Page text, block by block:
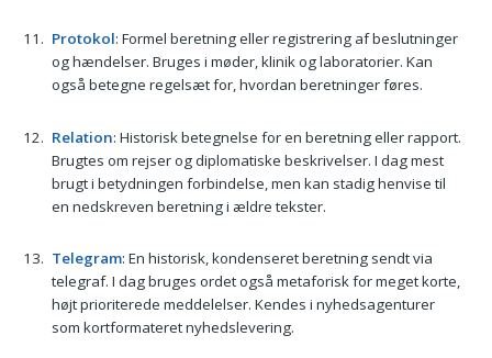
Protokol: Formel beretning eller registrering af beslutninger
og hændelser. Bruges i møder, klinik og laboratorier. Kan
også betegne regelsæt for, hvordan beretninger føres.
Relation: Historisk betegnelse for en beretning eller rapport.
Brugtes om rejser og diplomatiske beskrivelser. I dag mest
brugt i betydningen forbindelse, men kan stadig henvise til
en nedskreven beretning i ældre tekster.
Telegram: En historisk, kondenseret beretning sendt via
telegraf. I dag bruges ordet også metaforisk for meget korte,
højt prioriterede meddelelser. Kendes i nyhedsagenturer
som kortformateret nyhedslevering.